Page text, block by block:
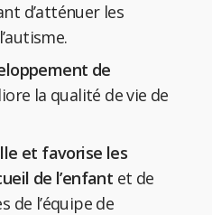
d’atténuer les
de
la qualité de vie de
et favorise les
de l’enfant et de
de l’équipe de